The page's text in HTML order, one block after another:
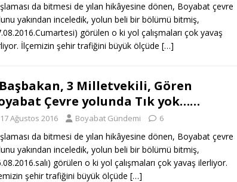
da bitmesi de yılan hikâyesine dönen, Boyabat çevre
yakından inceledik, yolun beli bir bölümü bitmiş,
görülen o ki yol çalışmaları çok yavaş
İlçemizin şehir trafiğini büyük ölçüde […]
3 Milletvekili, Gören
Çevre yolunda Tık yok……
17 Ağustos 2016 Boyabat Gündemi 6
da bitmesi de yılan hikâyesine dönen, Boyabat çevre
yakından inceledik, yolun beli bir bölümü bitmiş,
görülen o ki yol çalışmaları çok yavaş ilerliyor.
şehir trafiğini büyük ölçüde […]